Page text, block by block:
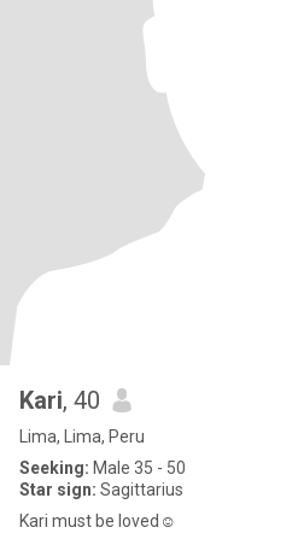
Kari, 40
Lima, Lima, Peru
Seeking: Male 35 - 50
Star sign: Sagittarius
Kari must be loved☺️